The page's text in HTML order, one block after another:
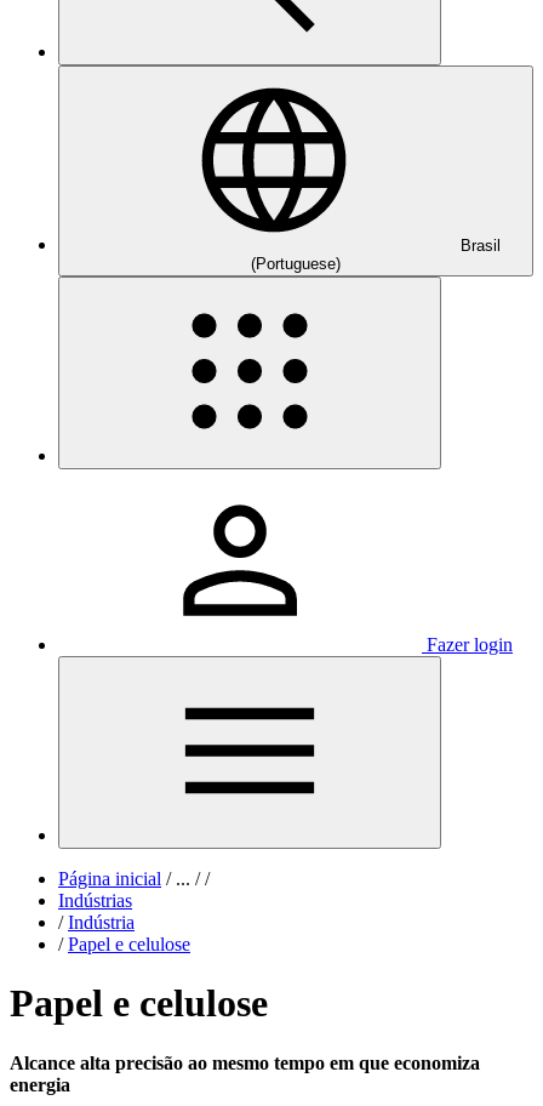
Brasil
(Portuguese)
Fazer login
Página inicial /... / /
Indústrias
/ Indústria
/ Papel e celulose
Papel e celulose
Alcance alta precisão ao mesmo tempo em que economiza
energia